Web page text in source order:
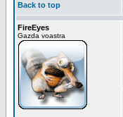
Back to top
FireEyes
Gazda voastra